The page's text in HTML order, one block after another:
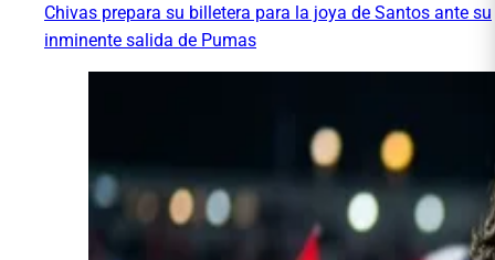
Chivas prepara su billetera para la joya de Santos ante su
inminente salida de Pumas